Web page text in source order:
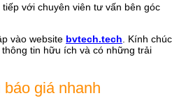
với chuyên viên tư vấn bên góc
vào website bvtech.tech. Kính chúc
tin hữu ích và có những trải
báo giá nhanh